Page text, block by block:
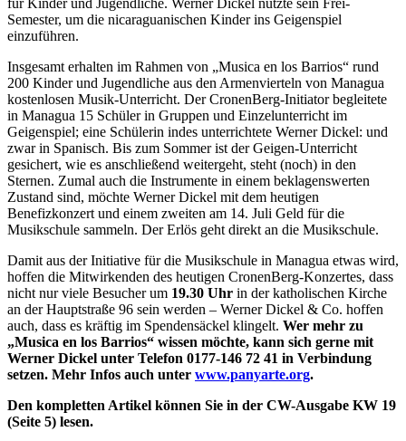
Semester, um die nicaraguanischen Kinder ins Geigenspiel
einzuführen.
Insgesamt erhalten im Rahmen von „Musica en los Barrios“ rund
200 Kinder und Jugendliche aus den Armenvierteln von Managua
kostenlosen Musik-Unterricht. Der CronenBerg-Initiator begleitete
in Managua 15 Schüler in Gruppen und Einzelunterricht im
Geigenspiel; eine Schülerin indes unterrichtete Werner Dickel: und
zwar in Spanisch. Bis zum Sommer ist der Geigen-Unterricht
gesichert, wie es anschließend weitergeht, steht (noch) in den
Sternen. Zumal auch die Instrumente in einem beklagenswerten
Zustand sind, möchte Werner Dickel mit dem heutigen
Benefizkonzert und einem zweiten am 14. Juli Geld für die
Musikschule sammeln. Der Erlös geht direkt an die Musikschule.
Damit aus der Initiative für die Musikschule in Managua etwas wird,
hoffen die Mitwirkenden des heutigen CronenBerg-Konzertes, dass
nicht nur viele Besucher um 19.30 Uhr in der katholischen Kirche
an der Hauptstraße 96 sein werden – Werner Dickel & Co. hoffen
auch, dass es kräftig im Spendensäckel klingelt. Wer mehr zu
„Musica en los Barrios“ wissen möchte, kann sich gerne mit
Werner Dickel unter Telefon 0177-146 72 41 in Verbindung
setzen. Mehr Infos auch unter www.panyarte.org.
Den kompletten Artikel können Sie in der CW-Ausgabe KW 19
(Seite 5) lesen.